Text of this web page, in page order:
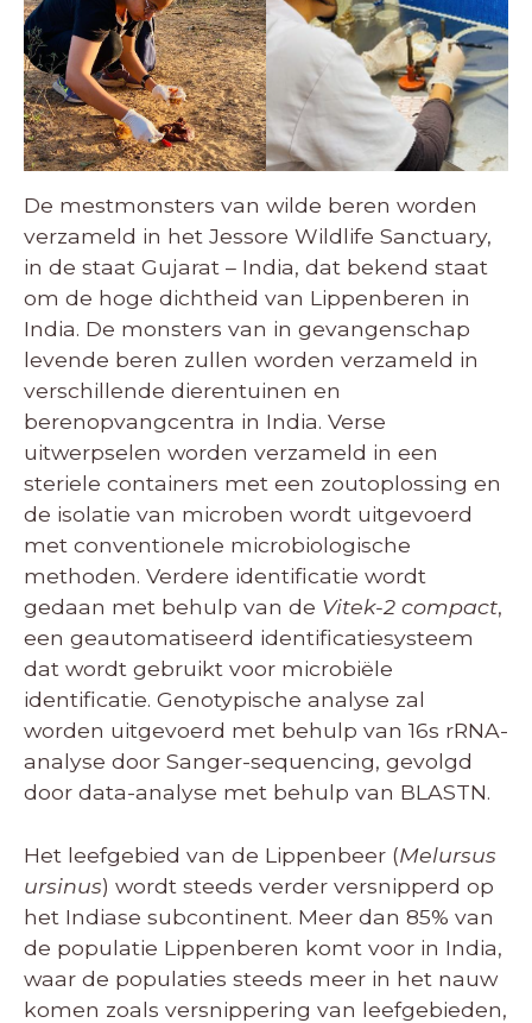
De mestmonsters van wilde beren worden
verzameld in het Jessore Wildlife Sanctuary,
in de staat Gujarat – India, dat bekend staat
om de hoge dichtheid van Lippenberen in
India. De monsters van in gevangenschap
levende beren zullen worden verzameld in
verschillende dierentuinen en
berenopvangcentra in India. Verse
uitwerpselen worden verzameld in een
steriele containers met een zoutoplossing en
de isolatie van microben wordt uitgevoerd
met conventionele microbiologische
methoden. Verdere identificatie wordt
gedaan met behulp van de Vitek-2 compact,
een geautomatiseerd identificatiesysteem
dat wordt gebruikt voor microbiële
identificatie. Genotypische analyse zal
worden uitgevoerd met behulp van 16s rRNA-
analyse door Sanger-sequencing, gevolgd
door data-analyse met behulp van BLASTN.
Het leefgebied van de Lippenbeer (Melursus
ursinus) wordt steeds verder versnipperd op
het Indiase subcontinent. Meer dan 85% van
de populatie Lippenberen komt voor in India,
waar de populaties steeds meer in het nauw
komen zoals versnippering van leefgebieden,